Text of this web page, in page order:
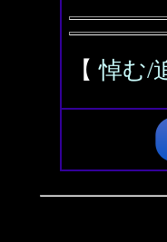
【悼む/